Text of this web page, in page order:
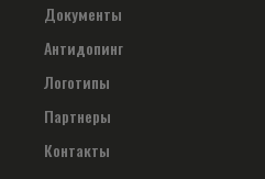
Документы
Антидопинг
Логотипы
Партнеры
Контакты